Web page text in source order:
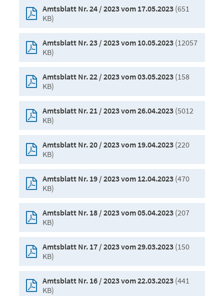
Amtsblatt Nr. 24 / 2023 vom 17.05.2023(651
KB)
Amtsblatt Nr. 23 / 2023 vom 10.05.2023(12057
KB)
Amtsblatt Nr. 22 / 2023 vom 03.05.2023(158
KB)
Amtsblatt Nr. 21 / 2023 vom 26.04.2023(5012
KB)
Amtsblatt Nr. 20 / 2023 vom 19.04.2023(220
KB)
Amtsblatt Nr. 19 / 2023 vom 12.04.2023(470
KB)
Amtsblatt Nr. 18 / 2023 vom 05.04.2023(207
KB)
Amtsblatt Nr. 17 / 2023 vom 29.03.2023(150
KB)
Amtsblatt Nr. 16 / 2023 vom 22.03.2023(441
KB)